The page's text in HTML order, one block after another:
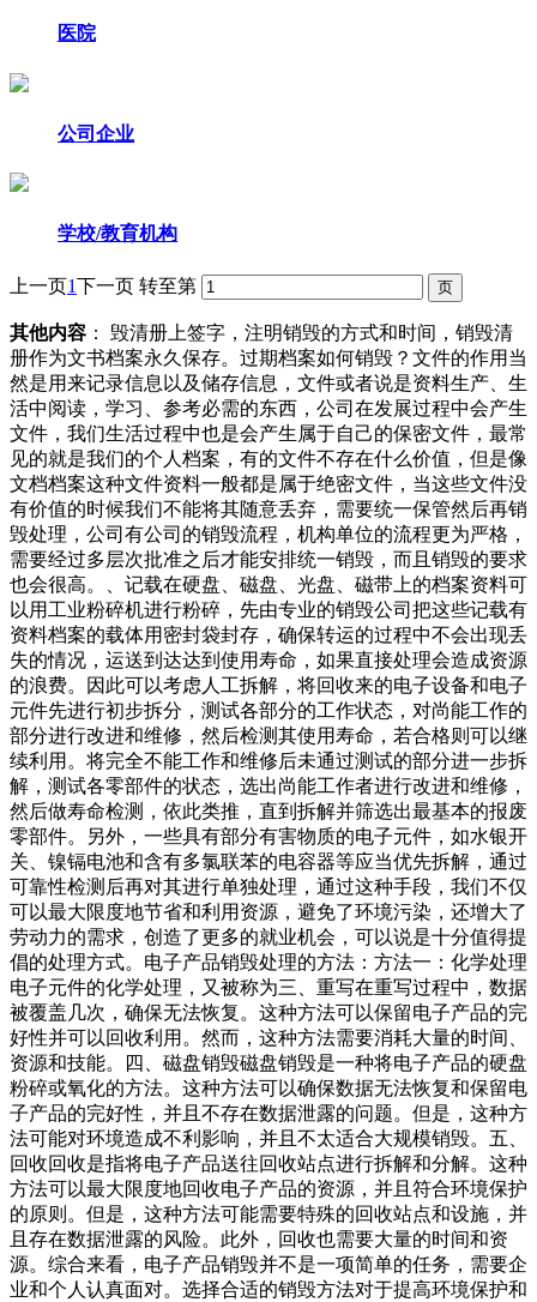
医院
公司企业
学校/教育机构
上一页1下一页 转至第
其他内容 ： 毁清册上签字，注明销毁的方式和时间，销毁清
册作为文书档案永久保存。过期档案如何销毁？文件的作用当
然是用来记录信息以及储存信息，文件或者说是资料生产、生
活中阅读，学习、参考必需的东西，公司在发展过程中会产生
文件，我们生活过程中也是会产生属于自己的保密文件，最常
见的就是我们的个人档案，有的文件不存在什么价值，但是像
文档档案这种文件资料一般都是属于绝密文件，当这些文件没
有价值的时候我们不能将其随意丢弃，需要统一保管然后再销
毁处理，公司有公司的销毁流程，机构单位的流程更为严格，
需要经过多层次批准之后才能安排统一销毁，而且销毁的要求
也会很高。、记载在硬盘、磁盘、光盘、磁带上的档案资料可
以用工业粉碎机进行粉碎，先由专业的销毁公司把这些记载有
资料档案的载体用密封袋封存，确保转运的过程中不会出现丢
失的情况，运送到达达到使用寿命，如果直接处理会造成资源
的浪费。因此可以考虑人工拆解，将回收来的电子设备和电子
元件先进行初步拆分，测试各部分的工作状态，对尚能工作的
部分进行改进和维修，然后检测其使用寿命，若合格则可以继
续利用。将完全不能工作和维修后未通过测试的部分进一步拆
解，测试各零部件的状态，选出尚能工作者进行改进和维修，
然后做寿命检测，依此类推，直到拆解并筛选出最基本的报废
零部件。另外，一些具有部分有害物质的电子元件，如水银开
关、镍镉电池和含有多氯联苯的电容器等应当优先拆解，通过
可靠性检测后再对其进行单独处理，通过这种手段，我们不仅
可以最大限度地节省和利用资源，避免了环境污染，还增大了
劳动力的需求，创造了更多的就业机会，可以说是十分值得提
倡的处理方式。电子产品销毁处理的方法：方法一：化学处理
电子元件的化学处理，又被称为三、重写在重写过程中，数据
被覆盖几次，确保无法恢复。这种方法可以保留电子产品的完
好性并可以回收利用。然而，这种方法需要消耗大量的时间、
资源和技能。四、磁盘销毁磁盘销毁是一种将电子产品的硬盘
粉碎或氧化的方法。这种方法可以确保数据无法恢复和保留电
子产品的完好性，并且不存在数据泄露的问题。但是，这种方
法可能对环境造成不利影响，并且不太适合大规模销毁。五、
回收回收是指将电子产品送往回收站点进行拆解和分解。这种
方法可以最大限度地回收电子产品的资源，并且符合环境保护
的原则。但是，这种方法可能需要特殊的回收站点和设施，并
且存在数据泄露的风险。此外，回收也需要大量的时间和资
源。综合来看，电子产品销毁并不是一项简单的任务，需要企
业和个人认真面对。选择合适的销毁方法对于提高环境保护和